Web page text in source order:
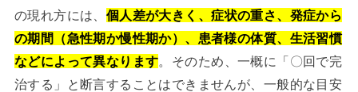
の現れ方には、 個人差が大きく、症状の重さ、発症から
の期間（急性期か慢性期か）、患者様の体質、生活習慣
などによって異なります。そのため、一概に「〇回で完
治する」と断言することはできませんが、一般的な目安